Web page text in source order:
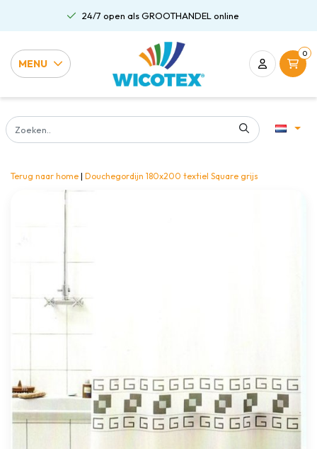
24/7 open als GROOTHANDEL online
MENU
0
Terug naar home | Douchegordijn 180x200 textiel Square grijs